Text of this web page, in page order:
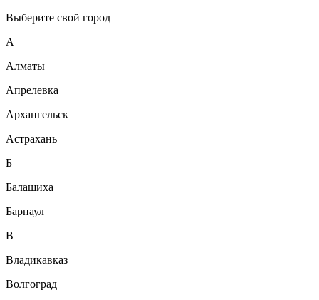
Выберите свой город
А
Алматы
Апрелевка
Архангельск
Астрахань
Б
Балашиха
Барнаул
В
Владикавказ
Волгоград